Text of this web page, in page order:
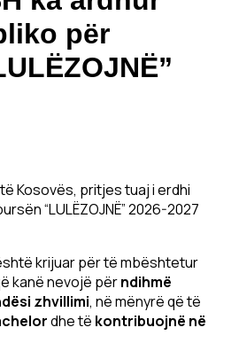
për
Kosovës, pritjes tuaj i erdhi
“LULËZOJNË” 2026-2027
është krijuar për të mbështetur
kanë nevojë përndihmë
zhvillimi, në mënyrë që të
dhe të kontribuojnë në